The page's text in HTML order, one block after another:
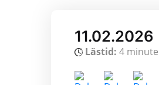
Lästid: 4